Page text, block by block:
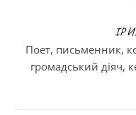
Поет, письменник,
громадський діяч,